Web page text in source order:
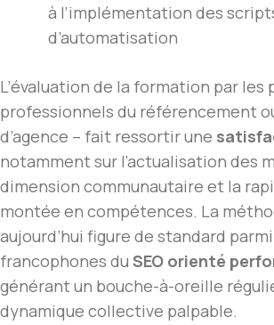
à l’implémentation des
d’automatisation
L’évaluation de la formation par les
professionnels du référencement
d’agence – fait ressortir une
notamment sur l’actualisation des
dimension communautaire et la
montée en compétences. La
aujourd’hui figure de standard
francophones du SEO orienté
générant un bouche-à-oreille
dynamique collective palpable.